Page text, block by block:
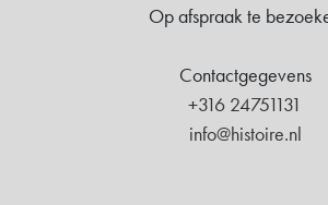
Op afspraak te
Contactgegevens
+316 24751131
info@histoire.nl